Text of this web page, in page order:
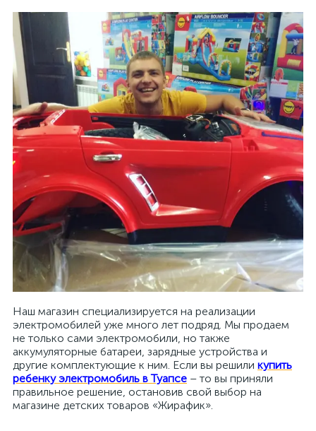
Наш магазин специализируется на реализации
электромобилей уже много лет подряд. Мы продаем
не только сами электромобили, но также
аккумуляторные батареи, зарядные устройства и
другие комплектующие к ним. Если вы решили купить
ребенку электромобиль в Туапсе – то вы приняли
правильное решение, остановив свой выбор на
магазине детских товаров «Жирафик».